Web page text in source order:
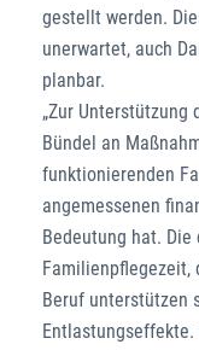
gestellt werden.
unerwartet, auch
planbar.
„Zur
Bündel an
funktionierenden
angemessenen
Bedeutung hat.
Familienpflegezeit,
Beruf unterstützen